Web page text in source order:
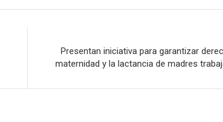
Presentan iniciativa para garantizar
maternidad y la lactancia de madres